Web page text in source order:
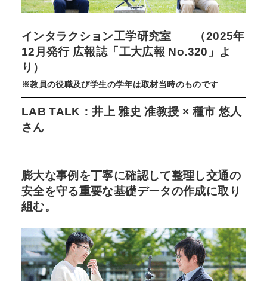
インタラクション工学研究室 （2025年
12月発行 広報誌「工大広報 No.320」よ
り）
※教員の役職及び学生の学年は取材当時のものです
LAB TALK：井上 雅史 准教授 × 種市 悠人
さん
膨大な事例を丁寧に確認して整理し交通の
安全を守る重要な基礎データの作成に取り
組む。